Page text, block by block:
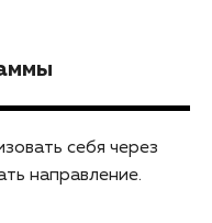
себя через
направление.